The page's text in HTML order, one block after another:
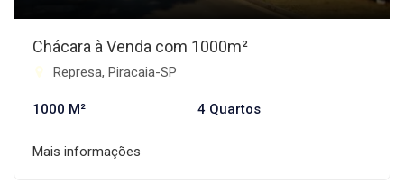
Chácara à Venda com 1000m²
Represa, Piracaia-SP
1000 M² 4 Quartos
Mais informações